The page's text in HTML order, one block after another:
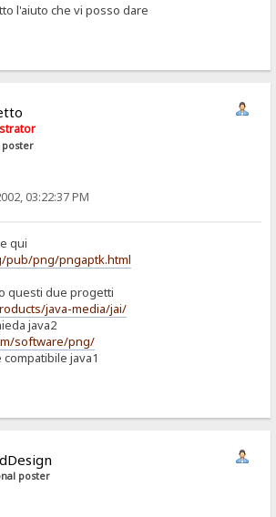
l'aiuto che vi posso dare
poster
03:22:37 PM
qui
pub/png/pngaptk.html
questi due progetti
java-media/jai/
java2
software/png/
compatibile java1
poster